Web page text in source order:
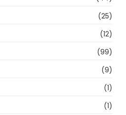
(25)
(12)
(99)
(9)
(1)
(1)